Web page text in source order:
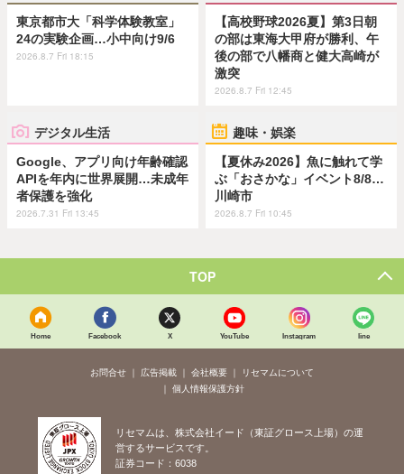
東京都市大「科学体験教室」
24の実験企画…小中向け9/6
2026.8.7 Fri 18:15
【高校野球2026夏】第3日朝
の部は東海大甲府が勝利、午
後の部で八幡商と健大高崎が
激突
2026.8.7 Fri 12:45
デジタル生活
Google、アプリ向け年齢確認
APIを年内に世界展開…未成年
者保護を強化
2026.7.31 Fri 13:45
趣味・娯楽
【夏休み2026】魚に触れて学
ぶ「おさかな」イベント8/8…
川崎市
2026.8.7 Fri 10:45
TOP
Home Facebook X YouTube Instagram line
お問合せ 広告掲載 会社概要
リセマムについて
個人情報保護方針
リセマムは、株式会社イード（東証グロース上場）の運
営するサービスです。
証券コード：6038